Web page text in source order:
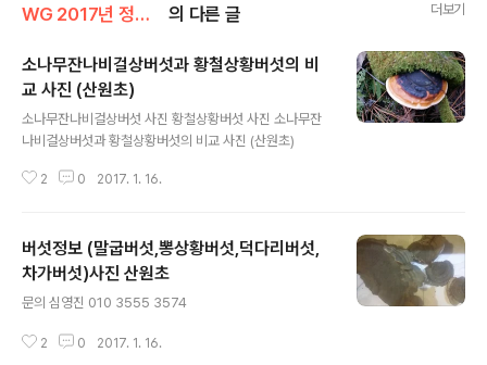
WG 2017년 정유년 기록 의 다른 글 더보기
소나무잔나비걸상버섯과 황철상황버섯의 비
교 사진 (산원초)
소나무잔나비걸상버섯 사진 황철상황버섯 사진 소나무잔
나비걸상버섯과 황철상황버섯의 비교 사진 (산원초)
2 0 2017. 1. 16.
버섯정보 (말굽버섯,뽕상황버섯,덕다리버섯,
차가버섯)사진 산원초
문의 심영진 010 3555 3574
2 0 2017. 1. 16.